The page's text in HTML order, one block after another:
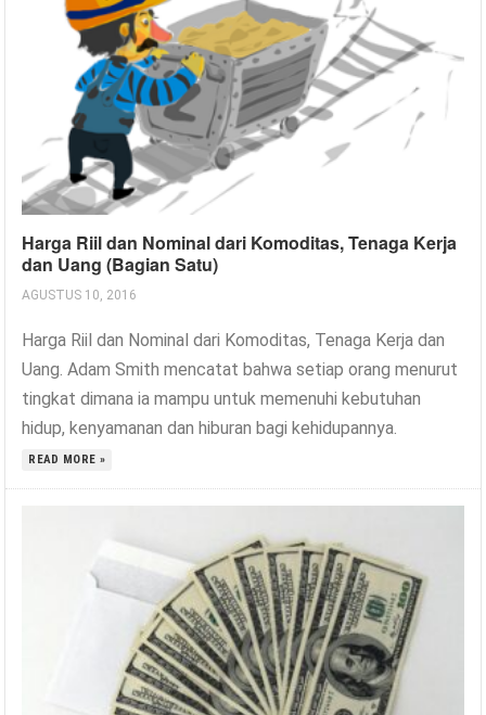
Harga Riil dan Nominal dari Komoditas, Tenaga Kerja
dan Uang (Bagian Satu)
AGUSTUS 10, 2016
Harga Riil dan Nominal dari Komoditas, Tenaga Kerja dan
Uang. Adam Smith mencatat bahwa setiap orang menurut
tingkat dimana ia mampu untuk memenuhi kebutuhan
hidup, kenyamanan dan hiburan bagi kehidupannya.
READ MORE »